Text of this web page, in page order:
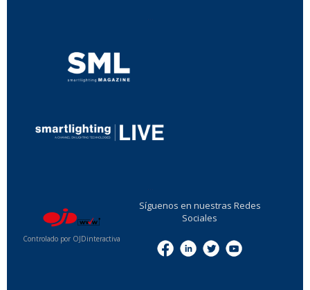
Controlado por OJDinteractiva
Síguenos en nuestras Redes
Sociales